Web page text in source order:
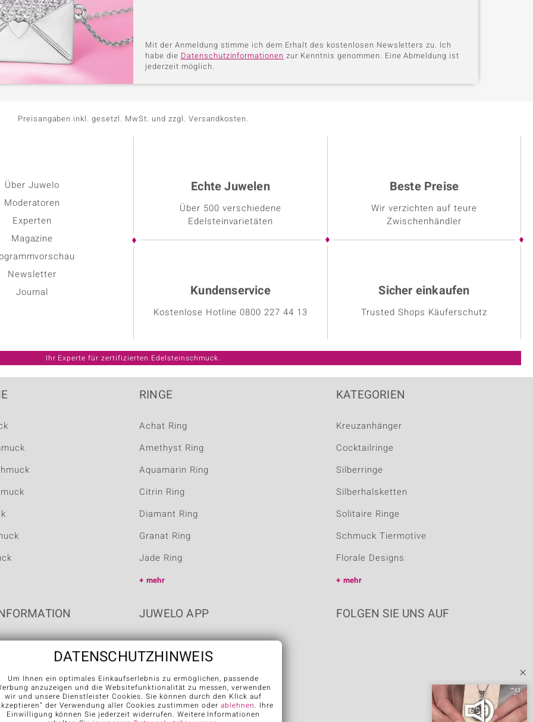
Mit der Anmeldung stimme ich dem Erhalt des kostenlosen Newsletters zu. Ich
habe die Datenschutzinformationen zur Kenntnis genommen. Eine Abmeldung ist
jederzeit möglich.
Preisangaben inkl. gesetzl. MwSt. und zzgl. Versandkosten.
Echte Juwelen
Über 500 verschiedene
Edelsteinvarietäten
Beste Preise
Wir verzichten auf teure
Zwischenhändler
Kundenservice
Kostenlose Hotline 0800 227 44 13
Sicher einkaufen
Trusted Shops Käuferschutz
Über Juwelo
Moderatoren
Experten
Magazine
Newsletter
Journal
RINGE
Achat Ring
Amethyst Ring
Aquamarin Ring
Citrin Ring
Diamant Ring
Granat Ring
Jade Ring
mehr
KATEGORIEN
Kreuzanhänger
Cocktailringe
Silberringe
Silberhalsketten
Solitaire Ringe
Schmuck Tiermotive
Florale Designs
mehr
JUWELO APP FOLGEN SIE UNS AUF
DATENSCHUTZHINWEIS
Um Ihnen ein optimales Einkaufserlebnis zu ermöglichen, passende
anzuzeigen und die Websitefunktionalität zu messen, verwenden
wir und unsere Dienstleister Cookies. Sie können durch den Klick auf
der Verwendung aller Cookies zustimmen oder ablehnen. Ihre
Einwilligung können Sie jederzeit widerrufen. Weitere Informationen